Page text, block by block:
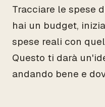
Tracciare le spese
hai un budget,
spese reali con
Questo ti darà
andando bene e